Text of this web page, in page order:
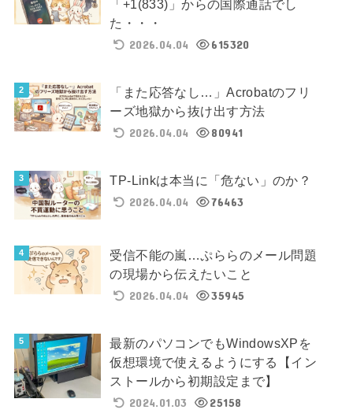
「+1(833)」からの国際通話でし
た・・・
2026.04.04
615320
「また応答なし…」Acrobatのフリ
ーズ地獄から抜け出す方法
2026.04.04
80941
TP-Linkは本当に「危ない」のか？
2026.04.04
76463
受信不能の嵐…ぷららのメール問題
の現場から伝えたいこと
2026.04.04
35945
最新のパソコンでもWindowsXPを
仮想環境で使えるようにする【イン
ストールから初期設定まで】
2024.01.03
25158